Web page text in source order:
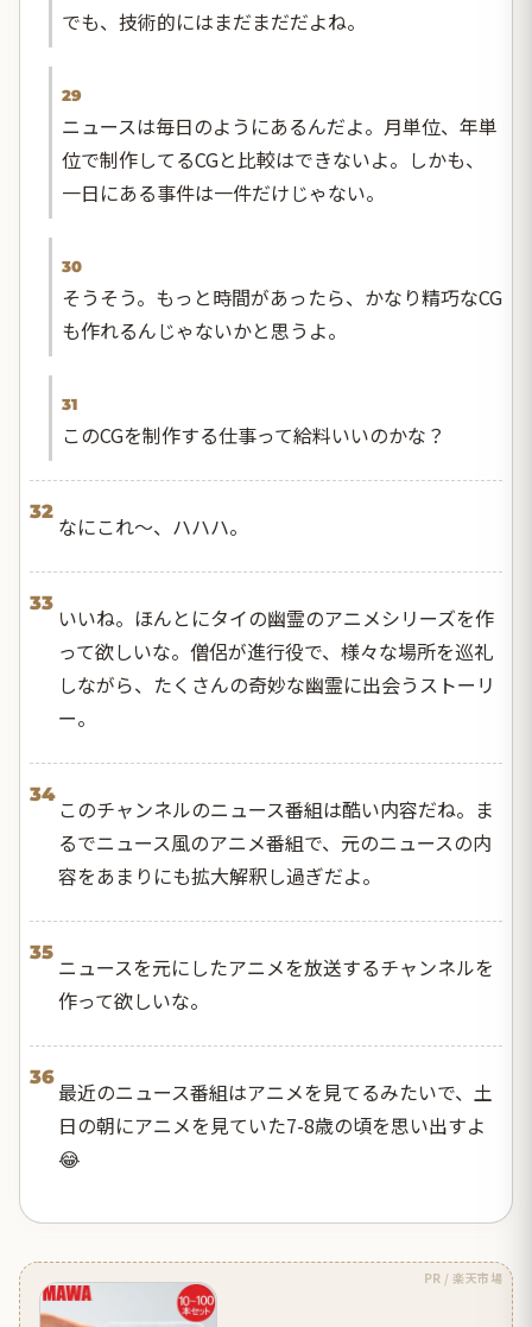
でも、技術的にはまだまだだよね。
29
ニュースは毎日のようにあるんだよ。月単位、年単
位で制作してるCGと比較はできないよ。しかも、
一日にある事件は一件だけじゃない。
30
そうそう。もっと時間があったら、かなり精巧なCG
も作れるんじゃないかと思うよ。
31
このCGを制作する仕事って給料いいのかな？
32
なにこれ〜、ハハハ。
33
いいね。ほんとにタイの幽霊のアニメシリーズを作
って欲しいな。僧侶が進行役で、様々な場所を巡礼
しながら、たくさんの奇妙な幽霊に出会うストーリ
ー。
34
このチャンネルのニュース番組は酷い内容だね。ま
るでニュース風のアニメ番組で、元のニュースの内
容をあまりにも拡大解釈し過ぎだよ。
35
ニュースを元にしたアニメを放送するチャンネルを
作って欲しいな。
36
最近のニュース番組はアニメを見てるみたいで、土
日の朝にアニメを見ていた7-8歳の頃を思い出すよ
😂
PR / 楽天市場